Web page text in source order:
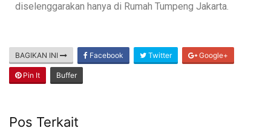
diselenggarakan hanya di Rumah Tumpeng Jakarta.
BAGIKAN INI Facebook Twitter Google+
Pin It Buffer
Pos Terkait